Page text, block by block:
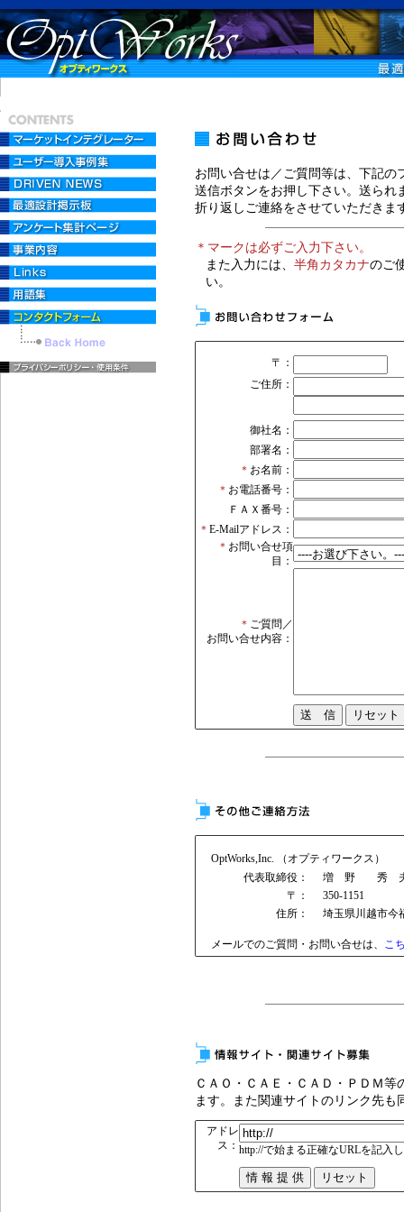
お問い合せは／ご質問等は、下記
送信ボタンをお押し下さい。送られ
折り返しご連絡をさせていただきま
＊マークは必ずご入力下さい。
また入力には、 半角カタカナのご
い。
〒：
ご住所：
御社名：
部署名：
＊ お名前：
＊ お電話番号：
ＦＡＸ番号：
＊ E-Mailアドレス：
＊ お問い合せ項
目：
＊ ご質問／
お問い合せ内容：
OptWorks,Inc. （オプティワークス）
代表取締役：
増 野 秀
〒：
350-1151
住所：
埼玉県川越市今
メールでのご質問・お問い合せは、 こ
ＣＡＯ・ＣＡＥ・ＣＡＤ・ＰＤＭ
ます。また関連サイトのリンク先も
アドレ
ス： http://で始まる正確なURLを記入